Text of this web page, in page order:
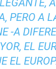
PERO A
-A
EL
EL